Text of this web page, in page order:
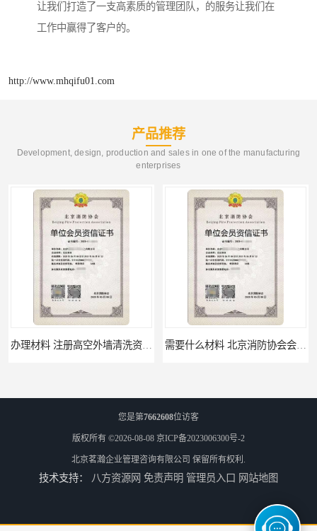
让我们打造了一支高素质的管理团队，的服务让我们在
工作中赢得了客户的。
http://www.mhqifu01.com
产品推荐
Development, design, production and sales in one of the manufacturing
enterprises
全国都可以 北京消防协会会员证申请手续 办理手续 清洗资质需要什么条件
您是第7662608位访客
版权所有 ©2026-08-08 京ICP备2023006300号-2
北京茗瀚企业管理咨询有限公司 保留所有权利.
技术支持： 八方资源网 免责声明 管理员入口 网站地图